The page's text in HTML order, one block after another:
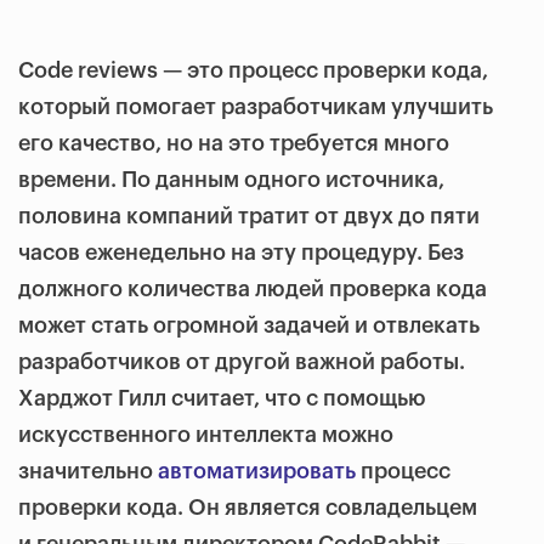
Code reviews — это процесс проверки кода,
который помогает разработчикам улучшить
его качество, но на это требуется много
времени. По данным одного источника,
половина компаний тратит от двух до пяти
часов еженедельно на эту процедуру. Без
должного количества людей проверка кода
может стать огромной задачей и отвлекать
разработчиков от другой важной работы.
Харджот Гилл считает, что с помощью
искусственного интеллекта можно
значительно автоматизировать процесс
проверки кода. Он является совладельцем